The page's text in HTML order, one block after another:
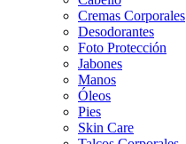
Cremas Corporales
Desodorantes
Foto Protección
Jabones
Manos
Óleos
Pies
Skin Care